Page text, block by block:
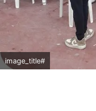
#image_title